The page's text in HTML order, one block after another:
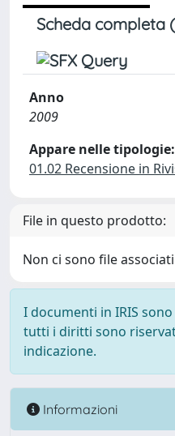
Scheda completa
Anno
2009
Appare nelle tipologie:
01.02 Recensione in
File in questo prodotto:
Non ci sono file
I documenti in IRIS
tutti i diritti sono
indicazione.
Informazioni